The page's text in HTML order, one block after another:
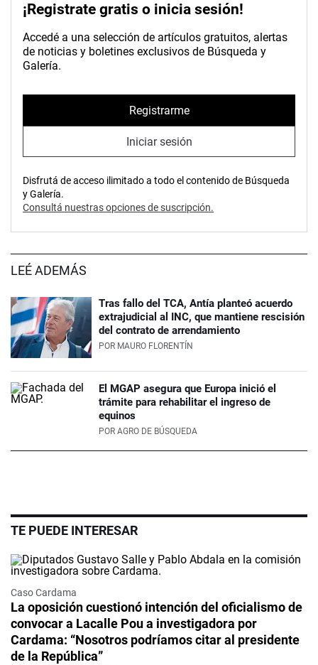
¡Registrate gratis o inicia sesión!
Accedé a una selección de artículos gratuitos, alertas
de noticias y boletines exclusivos de Búsqueda y
Galería.
Registrarme
Iniciar sesión
Disfrutá de acceso ilimitado a todo el contenido de Búsqueda
y Galería.
Consultá nuestras opciones de suscripción.
LEÉ ADEMÁS
Tras fallo del TCA, Antía planteó acuerdo
extrajudicial al INC, que mantiene rescisión
del contrato de arrendamiento
POR MAURO FLORENTÍN
El MGAP asegura que Europa inició el
trámite para rehabilitar el ingreso de
equinos
POR AGRO DE BÚSQUEDA
TE PUEDE INTERESAR
Caso Cardama
La oposición cuestionó intención del oficialismo de
convocar a Lacalle Pou a investigadora por
Cardama: “Nosotros podríamos citar al presidente
de la República”